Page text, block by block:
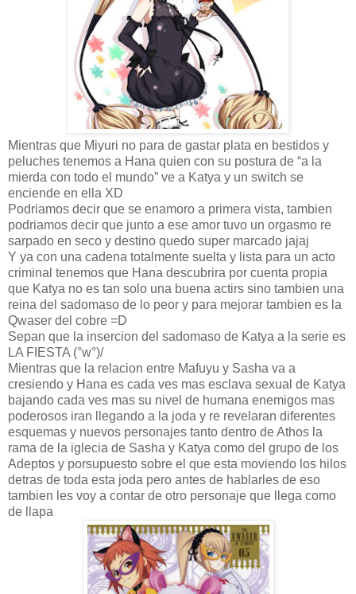
Mientras que Miyuri no para de gastar plata en bestidos y
peluches tenemos a Hana quien con su postura de “a la
mierda con todo el mundo” ve a Katya y un switch se
enciende en ella XD
Podriamos decir que se enamoro a primera vista, tambien
podriamos decir que junto a ese amor tuvo un orgasmo re
sarpado en seco y destino quedo super marcado jajaj
Y ya con una cadena totalmente suelta y lista para un acto
criminal tenemos que Hana descubrira por cuenta propia
que Katya no es tan solo una buena actirs sino tambien una
reina del sadomaso de lo peor y para mejorar tambien es la
Qwaser del cobre =D
Sepan que la insercion del sadomaso de Katya a la serie es
LA FIESTA (°w°)/
Mientras que la relacion entre Mafuyu y Sasha va a
cresiendo y Hana es cada ves mas esclava sexual de Katya
bajando cada ves mas su nivel de humana enemigos mas
poderosos iran llegando a la joda y re revelaran diferentes
esquemas y nuevos personajes tanto dentro de Athos la
rama de la iglecia de Sasha y Katya como del grupo de los
Adeptos y porsupuesto sobre el que esta moviendo los hilos
detras de toda esta joda pero antes de hablarles de eso
tambien les voy a contar de otro personaje que llega como
de llapa